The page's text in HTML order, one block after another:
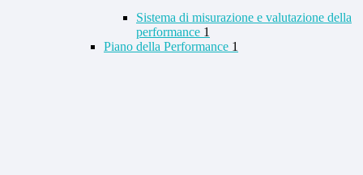
Sistema di misurazione e valutazione della
performance 1
Piano della Performance 1